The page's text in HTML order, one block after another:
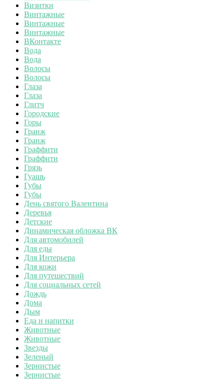
Визитки
Винтажные
Винтажные
Винтажные
ВКонтакте
Вода
Вода
Волосы
Волосы
Глаза
Глаза
Глитч
Городские
Горы
Гранж
Гранж
Граффити
Граффити
Грязь
Гуашь
Губы
Губы
День святого Валентина
Деревья
Детские
Динамическая обложка ВК
Для автомобилей
Для еды
Для Интерьера
Для кожи
Для путешествий
Для социальных сетей
Дождь
Дома
Дым
Еда и напитки
Животные
Животные
Звезды
Зеленый
Зернистые
Зернистые